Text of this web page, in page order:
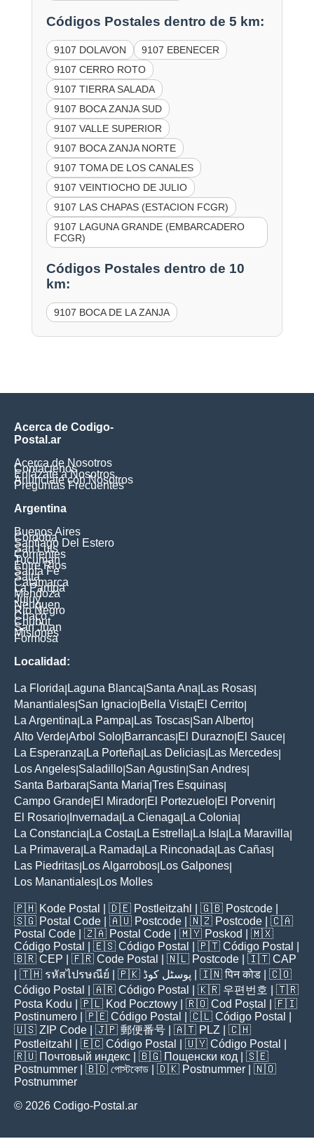
Códigos Postales dentro de 5 km:
9107 DOLAVON
9107 EBENECER
9107 CERRO ROTO
9107 TIERRA SALADA
9107 BOCA ZANJA SUD
9107 VALLE SUPERIOR
9107 BOCA ZANJA NORTE
9107 TOMA DE LOS CANALES
9107 VEINTIOCHO DE JULIO
9107 LAS CHAPAS (ESTACION FCGR)
9107 LAGUNA GRANDE (EMBARCADERO
FCGR)
Códigos Postales dentro de 10
km:
9107 BOCA DE LA ZANJA
Acerca de Codigo-
Postal.ar
Acerca de Nosotros
Contáctenos
Enlázate a Nosotros
Anúnciate con Nosotros
Preguntas Frecuentes
Argentina
Buenos Aires
Cordoba
Santiago Del Estero
San Luis
Corrientes
Tucuman
Entre Rios
Santa Fe
Salta
Catamarca
La Pampa
Mendoza
Jujuy
Neuquen
Rio Negro
Chaco
Chubut
San Juan
Misiones
Formosa
Localidad:
La Florida Laguna Blanca Santa Ana Las Rosas
Manantiales San Ignacio Bella Vista El Cerrito
La Argentina La Pampa Las Toscas San Alberto
Alto Verde Arbol Solo Barrancas El Durazno El Sauce
La Esperanza La Porteña Las Delicias Las Mercedes
Los Angeles Saladillo San Agustin San Andres
Santa Barbara Santa Maria Tres Esquinas
Campo Grande El Mirador El Portezuelo El Porvenir
El Rosario Invernada La Cienaga La Colonia
La Constancia La Costa La Estrella La Isla La Maravilla
La Primavera La Ramada La Rinconada Las Cañas
Las Piedritas Los Algarrobos Los Galpones
Los Manantiales Los Molles
🇵🇭 Kode Postal | 🇩🇪 Postleitzahl | 🇬🇧 Postcode
🇸🇬 Postal Code | 🇦🇺 Postcode | 🇳🇿 Postcode | 🇨🇦
Postal Code | 🇿🇦 Postal Code | 🇲🇾 Poskod
| 🇲🇽
Código Postal
| 🇪🇸 Código Postal | 🇵🇹 Código Postal
🇧🇷 CEP | 🇫🇷 Code Postal | 🇳🇱 Postcode | 🇮🇹 CAP
| 🇹🇭 รหัสไปรษณีย์ | 🇵🇰 پوسٹل کوڈ | 🇮🇳पिन कोड | 🇨🇴
Código Postal
| 🇦🇷 Código Postal | 🇰🇷 우편번호
| 🇹🇷
Posta Kodu | 🇵🇱 Kod Pocztowy | 🇷🇴 Cod Poștal
| 🇫🇮
Postinumero | 🇵🇪 Código Postal | 🇨🇱 Código Postal
🇺🇸 ZIP Code | 🇯🇵 郵便番号 | 🇦🇹 PLZ | 🇨🇭
Postleitzahl
| 🇪🇨 Código Postal | 🇺🇾 Código Postal
🇷🇺 Почтовый индекс | 🇧🇬 Пощенски код | 🇸🇪
Postnummer | 🇧🇩 পোস্টকোড | 🇩🇰 Postnummer | 🇳🇴
Postnummer
© 2026 Codigo-Postal.ar